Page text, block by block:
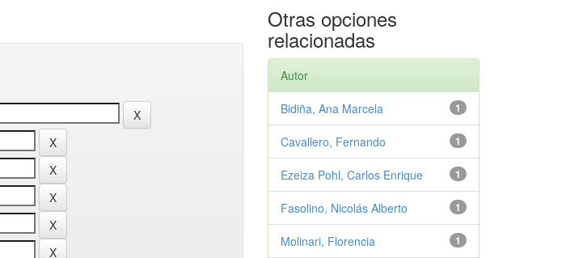
Otras opciones
relacionadas
Autor
1
Bidiña, Ana Marcela
1
Cavallero, Fernando
1
Ezeiza Pohl, Carlos Enrique
1
Fasolino, Nicolás Alberto
1
Molinari, Florencia